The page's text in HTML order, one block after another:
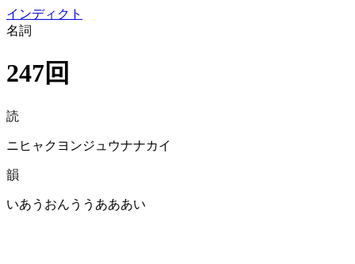
インディクト
名詞
247回
読
ニヒャクヨンジュウナナカイ
韻
いあうおんううあああい